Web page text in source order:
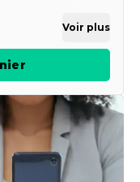
Voir plus